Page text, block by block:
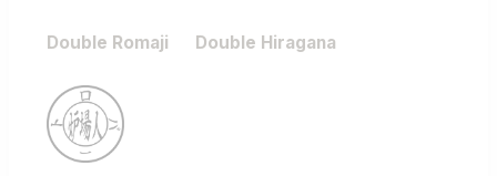
Double Romaji Double Hiragana